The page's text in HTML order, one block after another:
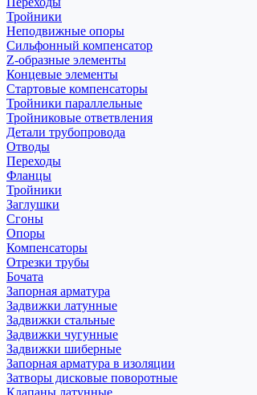
Тройники
Неподвижные опоры
Cильфонный компенсатор
Z-образные элементы
Концевые элементы
Стартовые компенсаторы
Тройники параллельные
Тройниковые ответвления
Детали трубопровода
Отводы
Переходы
Фланцы
Тройники
Заглушки
Сгоны
Опоры
Компенсаторы
Отрезки трубы
Бочата
Запорная арматура
Задвижки латунные
Задвижки стальные
Задвижки чугунные
Задвижки шиберные
Запорная арматура в изоляции
Затворы дисковые поворотные
Клапаны латунные